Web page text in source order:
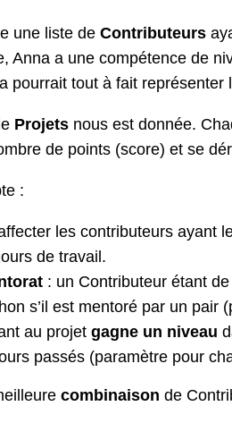
une liste de Contributeurs
Anna a une compétence de
pourrait tout à fait représenter
Projets nous est donnée.
de points (score) et se
:
les contributeurs ayant
de travail.
: un Contributeur étant
s’il est mentoré par un
au projet gagne un niveau
passés (paramètre pour
combinaison de